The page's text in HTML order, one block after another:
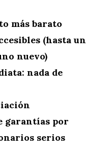
más barato
(hasta un
nuevo)
nada de
garantías por
serios